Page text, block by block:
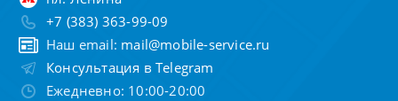
+7 (383) 363-99-09
Наш email: mail@mobile-service.ru
Консультация в Telegram
Ежедневно: 10:00-20:00